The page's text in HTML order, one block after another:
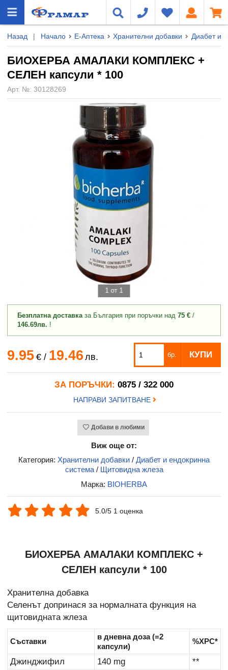
Назад | Начало Е-Аптека Хранителни добавки Диабет и
БИОХЕРБА АМАЛАКИ КОМПЛЕКС +
СЕЛЕН капсули * 100
Арт. №: 30128269
1 от 1
Безплатна доставказа България при поръчки над 75 € /
146.69лв. !
9.95 €/ 19.46 лв. бр. КУПИ
ЗА ПОРЪЧКИ: 0875 / 322 000
НАПРАВИ ЗАПИТВАНЕ
Добави в любими
Виж още от:
Категория: Хранителни добавки / Диабет и ендокринна
система/ Щитовидна жлеза
Марка: BIOHERBA
5.0/5 1 оценка
БИОХЕРБА АМАЛАКИ КОМПЛЕКС +
СЕЛЕН капсули * 100
Хранителна добавка
Селенът допринася за нормалната функция на
щитовидната жлеза
Съставки
в дневна доза (=2
капсули)
%ХРС*
Джинджифил 140 mg
**